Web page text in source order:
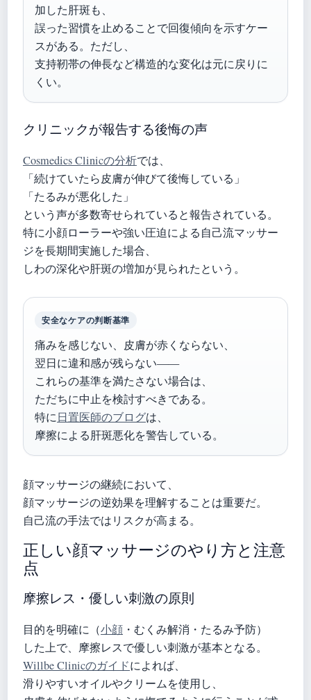
加した肝斑も、
誤った習慣を止めることで回復傾向を示すケー
スがある。ただし、
支持靭帯の伸長など構造的な変化は元に戻りに
くい。
クリニックが報告する後悔の声
Cosmedics Clinicの分析では、
「続けていたら皮膚が伸びて後悔している」
「たるみが悪化した」
という声が多数寄せられていると報告されている。
特に小顔ローラーや強い圧迫による自己流マッサー
ジを長期間実施した場合、
しわの深化や肝斑の増加が見られたという。
安全なケアの判断基準
痛みを感じない、皮膚が赤くならない、
翌日に違和感が残らない——
これらの基準を満たさない場合は、
ただちに中止を検討すべきである。
特に日置医師のブログは、
摩擦による肝斑悪化を警告している。
顔マッサージの継続において、
顔マッサージの逆効果を理解することは重要だ。
自己流の手法ではリスクが高まる。
正しい顔マッサージのやり方と注意
点
摩擦レス・優しい刺激の原則
目的を明確に（小顔 ・むくみ解消・たるみ予防）
した上で、摩擦レスで優しい刺激が基本となる。
Willbe Clinicのガイドによれば、
滑りやすいオイルやクリームを使用し、